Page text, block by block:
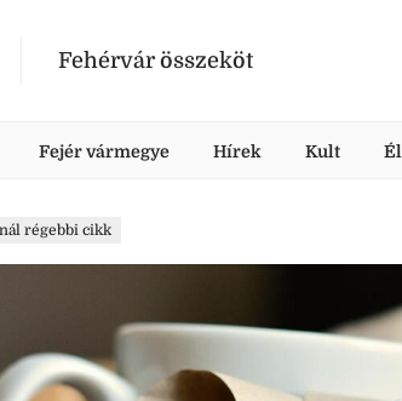
Fehérvár összeköt
Fejér vármegye Hírek Kult
régebbi cikk